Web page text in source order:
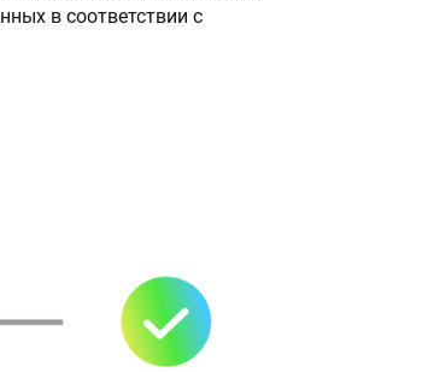
в соответствии с